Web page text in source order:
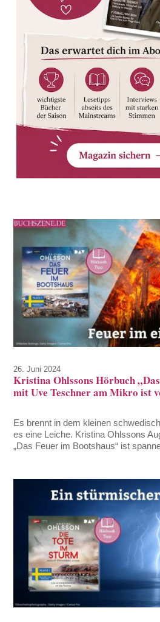
26. Juni 2024
Kristina Ohlssons Hörbuch
mit Uve Teschner am Mikro ist
Es brennt in dem kleinen
es eine Leiche. Kristina Ohlssons
„Das Feuer im Bootshaus“ ist